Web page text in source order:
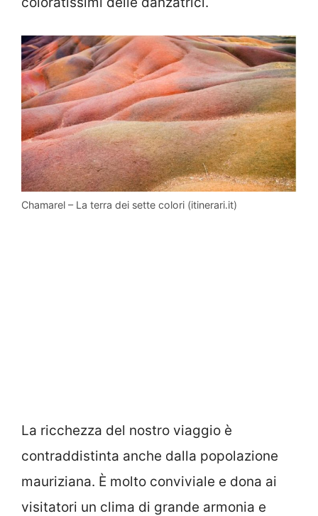
Chamarel – La terra dei sette colori (itinerari.it)
La ricchezza del nostro viaggio è
contraddistinta anche dalla popolazione
mauriziana. È molto conviviale e dona ai
visitatori un clima di grande armonia e